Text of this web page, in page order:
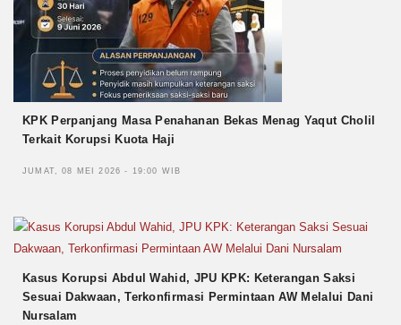
KPK Perpanjang Masa Penahanan Bekas Menag Yaqut Cholil
Terkait Korupsi Kuota Haji
JUMAT, 08 MEI 2026 - 19:00 WIB
Kasus Korupsi Abdul Wahid, JPU KPK: Keterangan Saksi
Sesuai Dakwaan, Terkonfirmasi Permintaan AW Melalui Dani
Nursalam